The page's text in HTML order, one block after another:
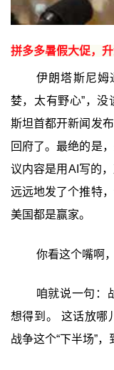
拼多多暑假大促，
伊朗塔斯尼
婪，太有野心”，
斯坦首都开新闻发
回府了。最绝的是
议内容是用AI写的
远远地发了个推特
美国都是赢家。
你看这个嘴啊
咱就说一句：
想得到。 这话放哪
战争这个“下半场”，